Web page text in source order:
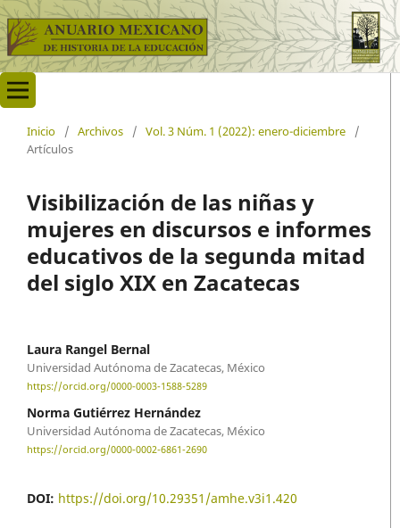
Inicio / Archivos / Vol. 3 Núm. 1 (2022): enero-diciembre
/
Artículos
Visibilización de las niñas y
mujeres en discursos e informes
educativos de la segunda mitad
del siglo XIX en Zacatecas
Laura Rangel Bernal
Universidad Autónoma de Zacatecas, México
https://orcid.org/0000-0003-1588-5289
Norma Gutiérrez Hernández
Universidad Autónoma de Zacatecas, México
https://orcid.org/0000-0002-6861-2690
DOI: https://doi.org/10.29351/amhe.v3i1.420